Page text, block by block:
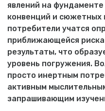
явлений на
конвенций и сюжетных
потребители учатся
приближающейся
результаты, что
уровень погружения.
просто инертным
активным
запрашивающим